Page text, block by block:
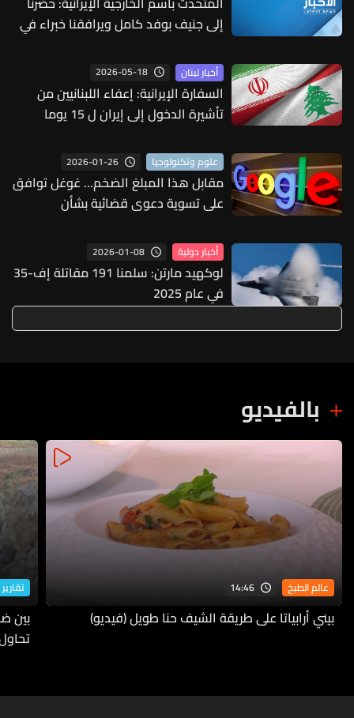
إلى جنيف بوفد كامل ويرافقنا خبراء في
أخبار لبنان 2026-05-18
السفارة الإيرانية: إعفاء اللبنانيين من
تأشيرة الدخول إلى إيران ل 15 يوما
والزيارة الدينية
علوم وتكنولوجيا 2026-01-26
مقابل هذا المبلغ الضخم... غوغل توافق
على تسوية دعوى قضائية بشأن
أخبار دولية 2026-01-08
لوكهيد مارتن: سلمنا 191 مقاتلة إف-35
في عام 2025
بالفيديو
عالم الطبخ 14:46
بيني أرابياتا على طريقة الشيف حنا طويل (فيديو)
بين